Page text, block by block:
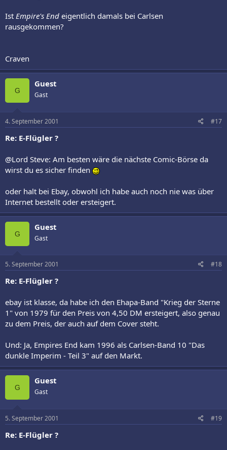
Ist Empire's End eigentlich damals bei Carlsen
rausgekommen?
Craven
G
Guest
Gast
4. September 2001 #17
Re: E-Flügler ?
@Lord Steve: Am besten wäre die nächste Comic-Börse da
wirst du es sicher finden
oder halt bei Ebay, obwohl ich habe auch noch nie was über
Internet bestellt oder ersteigert.
G
Guest
Gast
5. September 2001 #18
Re: E-Flügler ?
ebay ist klasse, da habe ich den Ehapa-Band "Krieg der Sterne
1" von 1979 für den Preis von 4,50 DM ersteigert, also genau
zu dem Preis, der auch auf dem Cover steht.
Und: Ja, Empires End kam 1996 als Carlsen-Band 10 "Das
dunkle Imperim - Teil 3" auf den Markt.
G
Guest
Gast
5. September 2001 #19
Re: E-Flügler ?